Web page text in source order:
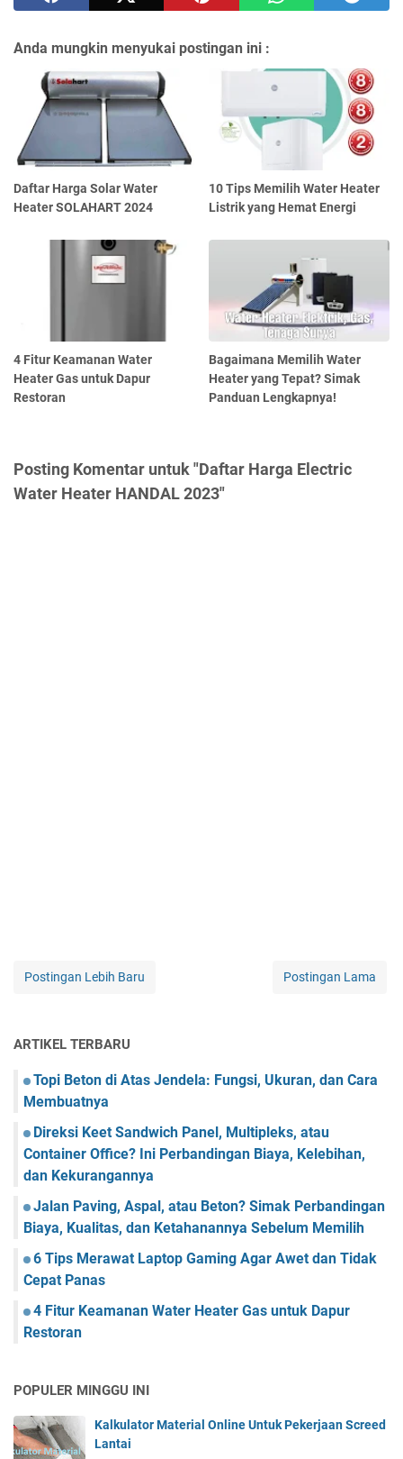
Anda mungkin menyukai postingan ini :
Daftar Harga Solar Water
Heater SOLAHART 2024
10 Tips Memilih Water Heater
Listrik yang Hemat Energi
4 Fitur Keamanan Water
Heater Gas untuk Dapur
Restoran
Bagaimana Memilih Water
Heater yang Tepat? Simak
Panduan Lengkapnya!
Posting Komentar untuk "Daftar Harga Electric
Water Heater HANDAL 2023"
Postingan Lebih Baru Postingan Lama
ARTIKEL TERBARU
Topi Beton di Atas Jendela: Fungsi, Ukuran, dan Cara
Membuatnya
Direksi Keet Sandwich Panel, Multipleks, atau
Container Office? Ini Perbandingan Biaya, Kelebihan,
dan Kekurangannya
Jalan Paving, Aspal, atau Beton? Simak Perbandingan
Biaya, Kualitas, dan Ketahanannya Sebelum Memilih
6 Tips Merawat Laptop Gaming Agar Awet dan Tidak
Cepat Panas
4 Fitur Keamanan Water Heater Gas untuk Dapur
Restoran
POPULER MINGGU INI
Kalkulator Material Online Untuk Pekerjaan Screed
Lantai